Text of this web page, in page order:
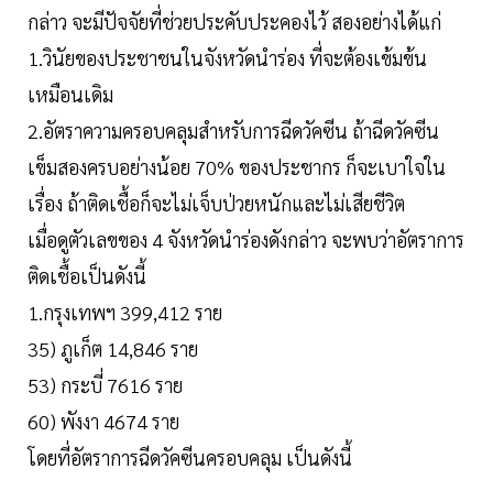
กล่าว จะมีปัจจัยที่ช่วยประคับประคองไว้ สองอย่างได้แก่
1.วินัยของประชาชนในจังหวัดนำร่อง ที่จะต้องเข้มข้น
เหมือนเดิม
2.อัตราความครอบคลุมสำหรับการฉีดวัคซีน ถ้าฉีดวัคซีน
เข็มสองครบอย่างน้อย 70% ของประชากร ก็จะเบาใจใน
เรื่อง ถ้าติดเชื้อก็จะไม่เจ็บป่วยหนักและไม่เสียชีวิต
เมื่อดูตัวเลขของ 4 จังหวัดนำร่องดังกล่าว จะพบว่าอัตราการ
ติดเชื้อเป็นดังนี้
1.กรุงเทพฯ 399,412 ราย
35) ภูเก็ต 14,846 ราย
53) กระบี่ 7616 ราย
60) พังงา 4674 ราย
โดยที่อัตราการฉีดวัคซีนครอบคลุม เป็นดังนี้